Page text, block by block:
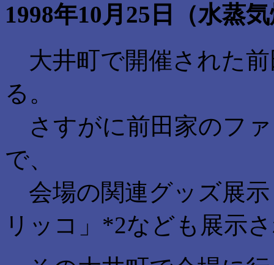
1998年10月25日（水蒸
大井町で開催された
る。
さすがに前田家のフ
で、
会場の関連グッズ展
リッコ」*2なども展示